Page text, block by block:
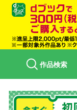
作品検索